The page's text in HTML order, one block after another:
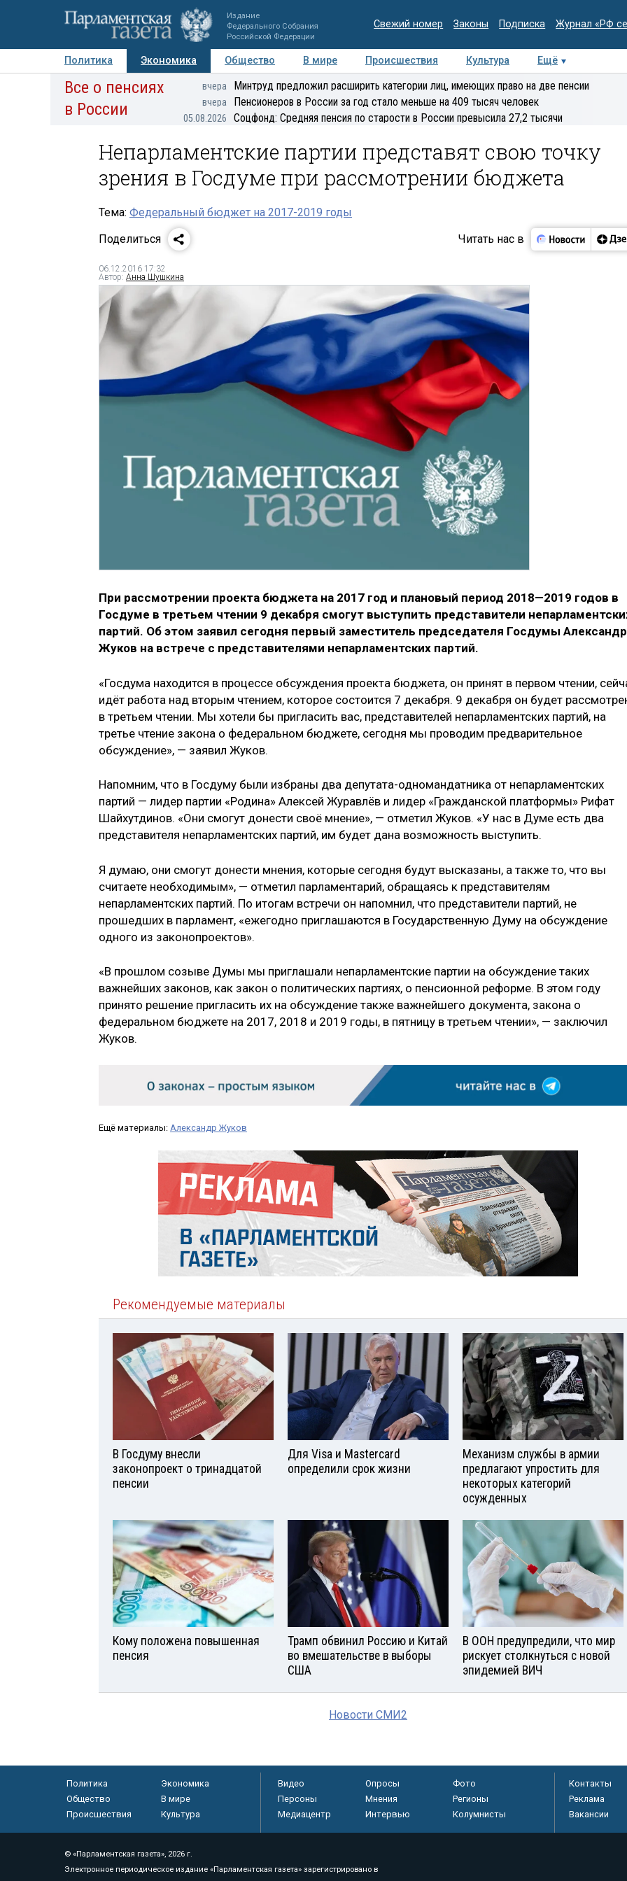
Издание
Федерального Собрания
Российской Федерации
Свежий номер Законы Подписка Журнал «РФ
Политика Экономика Общество В мире Происшествия Культура
Ещё
Авторы Персоны Мнения Регионы Медиацентр Интервью Колумнисты
Все о пенсиях
в России
вчера Минтруд предложил расширить категории лиц, имеющих право на две пенсии
вчера Пенсионеров в России за год стало меньше на 409 тысяч человек
05.08.2026 Соцфонд: Средняя пенсия по старости в России превысила 27,2 тысячи
Непарламентские партии представят свою точку
зрения в Госдуме при рассмотрении бюджета
Тема: Федеральный бюджет на 2017-2019 годы
Поделиться
Читать нас в
06.12.2016 17:32
Автор: Анна Шушкина
При рассмотрении проекта бюджета на 2017 год и плановый период 2018—2019 годов в
Госдуме в третьем чтении 9 декабря смогут выступить представители
партий. Об этом заявил сегодня первый заместитель председателя Госдумы Александр
Жуков на встрече с представителями непарламентских партий.
«Госдума находится в процессе обсуждения проекта бюджета, он принят в первом чтении,
идёт работа над вторым чтением, которое состоится 7 декабря. 9 декабря он будет
в третьем чтении. Мы хотели бы пригласить вас, представителей непарламентских партий, на
третье чтение закона о федеральном бюджете, сегодня мы проводим предварительное
обсуждение», — заявил Жуков.
Напомним, что в Госдуму были избраны два депутата-одномандатника от непарламентских
партий — лидер партии «Родина» Алексей Журавлёв и лидер «Гражданской платформы» Рифат
Шайхутдинов. «Они смогут донести своё мнение», — отметил Жуков. «У нас в Думе есть два
представителя непарламентских партий, им будет дана возможность выступить.
Я думаю, они смогут донести мнения, которые сегодня будут высказаны, а также то, что вы
считаете необходимым», — отметил парламентарий, обращаясь к представителям
непарламентских партий. По итогам встречи он напомнил, что представители партий, не
прошедших в парламент, «ежегодно приглашаются в Государственную Думу на обсуждение
одного из законопроектов».
«В прошлом созыве Думы мы приглашали непарламентские партии на обсуждение таких
важнейших законов, как закон о политических партиях, о пенсионной реформе. В этом году
принято решение пригласить их на обсуждение также важнейшего документа, закона о
федеральном бюджете на 2017, 2018 и 2019 годы, в пятницу в третьем чтении», — заключил
Жуков.
Ещё материалы: Александр Жуков
Рекомендуемые материалы
В Госдуму внесли
законопроект о тринадцатой
пенсии
Для Visа и Mastercard
определили срок жизни
Механизм службы в армии
предлагают упростить для
некоторых категорий
осужденных
Кому положена повышенная
пенсия
Трамп обвинил Россию и Китай
во вмешательстве в выборы
США
В ООН предупредили, что мир
рискует столкнуться с новой
эпидемией ВИЧ
Новости СМИ2
Политика
Экономика
Общество
В мире
Происшествия
Культура
Видео Опросы
Фото
Персоны
Мнения
Регионы
Медиацентр
Интервью Колумнисты
Контакты
Реклама
Вакансии
© «Парламентская газета», 2026 г.
Электронное периодическое издание «Парламентская газета» зарегистрировано в